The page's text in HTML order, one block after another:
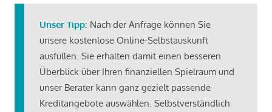
Unser Tipp: Nach der Anfrage können Sie
unsere kostenlose Online-Selbstauskunft
ausfüllen. Sie erhalten damit einen besseren
Überblick über Ihren finanziellen Spielraum und
unser Berater kann ganz gezielt passende
Kreditangebote auswählen. Selbstverständlich